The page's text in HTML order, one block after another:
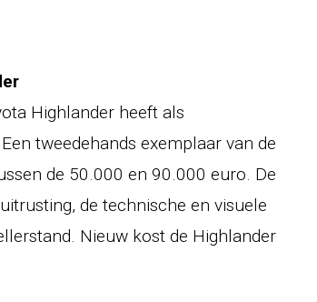
Highlander heeft als
tweedehands exemplaar van de
de 50.000 en 90.000 euro. De
de technische en visuele
Nieuw kost de Highlander